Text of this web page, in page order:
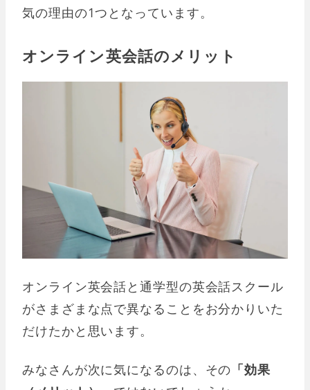
気の理由の1つとなっています。
オンライン英会話のメリット
オンライン英会話と通学型の英会話スクール
がさまざまな点で異なることをお分かりいた
だけたかと思います。
みなさんが次に気になるのは、その 「効果